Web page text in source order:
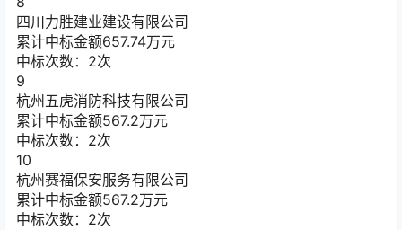
四川力胜建业建设有限公司
累计中标金额657.74万元
中标次数：2次
9
杭州五虎消防科技有限公司
累计中标金额567.2万元
中标次数：2次
10
杭州赛福保安服务有限公司
累计中标金额567.2万元
中标次数：2次